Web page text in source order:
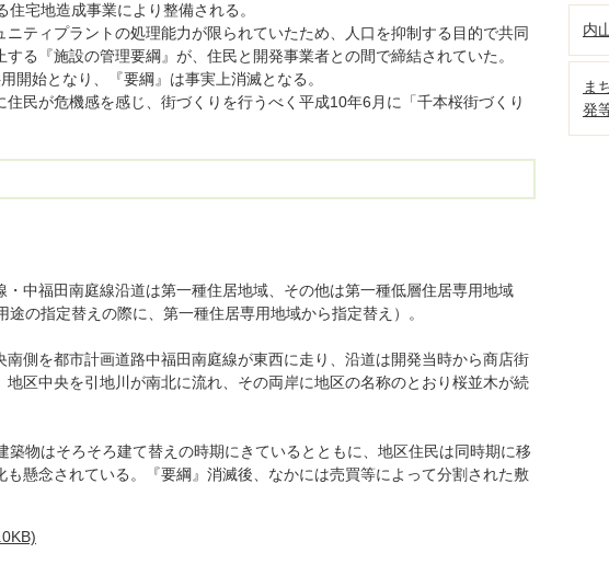
宅地造成事業により整備される。
ニティプラントの処理能力が限られていたため、人口を抑制する目的で共同
る『施設の管理要綱』が、住民と開発事業者との間で締結されていた。
開始となり、『要綱』は事実上消滅となる。
住民が危機感を感じ、街づくりを行うべく平成10年6月に「千本桜街づくり
・中福田南庭線沿道は第一種住居地域、その他は第一種低層住居専用地域
途の指定替えの際に、第一種住居専用地域から指定替え）。
南側を都市計画道路中福田南庭線が東西に走り、沿道は開発当時から商店街
地区中央を引地川が南北に流れ、その両岸に地区の名称のとおり桜並木が続
築物はそろそろ建て替えの時期にきているとともに、地区住民は同時期に移
も懸念されている。『要綱』消滅後、なかには売買等によって分割された敷
内
ま
発